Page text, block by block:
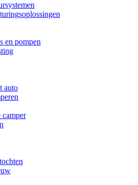
en pompen
auto
camper